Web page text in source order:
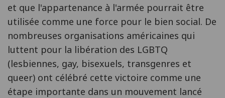
et que l'appartenance à l'armée pourrait être
utilisée comme une force pour le bien social. De
nombreuses organisations américaines qui
luttent pour la libération des LGBTQ
(lesbiennes, gay, bisexuels, transgenres et
queer) ont célébré cette victoire comme une
étape importante dans un mouvement lancé